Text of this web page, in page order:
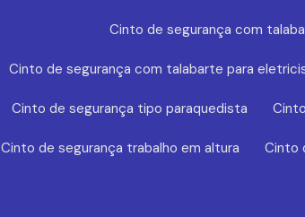
Cinto de segurança com
Cinto de segurança com talabarte para
Cinto de segurança tipo paraquedista
Cinto de segurança trabalho em altura Cinto